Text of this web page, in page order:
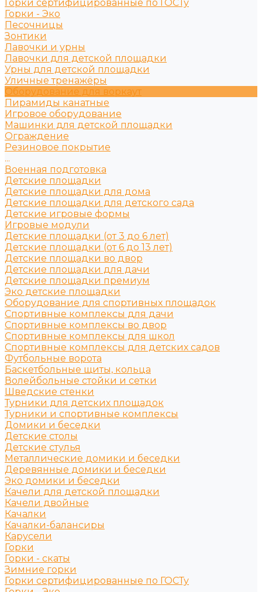
Горки сертифицированные по ГОСТу
Горки - Эко
Песочницы
Зонтики
Лавочки и урны
Лавочки для детской площадки
Урны для детской площадки
Уличные тренажёры
Оборудование для воркаут
Пирамиды канатные
Игровое оборудование
Машинки для детской площадки
Ограждение
Резиновое покрытие
...
Военная подготовка
Детские площадки
Детские площадки для дома
Детские площадки для детского сада
Детские игровые формы
Игровые модули
Детские площадки (от 3 до 6 лет)
Детские площадки (от 6 до 13 лет)
Детские площадки во двор
Детские площадки для дачи
Детские площадки премиум
Эко детские площадки
Оборудование для спортивных площадок
Спортивные комплексы для дачи
Спортивные комплексы во двор
Спортивные комплексы для школ
Спортивные комплексы для детских садов
Футбольные ворота
Баскетбольные щиты, кольца
Волейбольные стойки и сетки
Шведские стенки
Турники для детских площадок
Турники и спортивные комплексы
Домики и беседки
Детские столы
Детские стулья
Металлические домики и беседки
Деревянные домики и беседки
Эко домики и беседки
Качели для детской площадки
Качели двойные
Качалки
Качалки-балансиры
Карусели
Горки
Горки - скаты
Зимние горки
Горки сертифицированные по ГОСТу